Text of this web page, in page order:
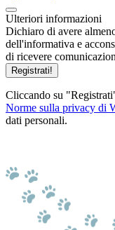
Ulteriori informazioni
Dichiaro di avere
dell'informativa e
di ricevere
Registrati!
Cliccando su
Norme sulla privacy di
dati personali.